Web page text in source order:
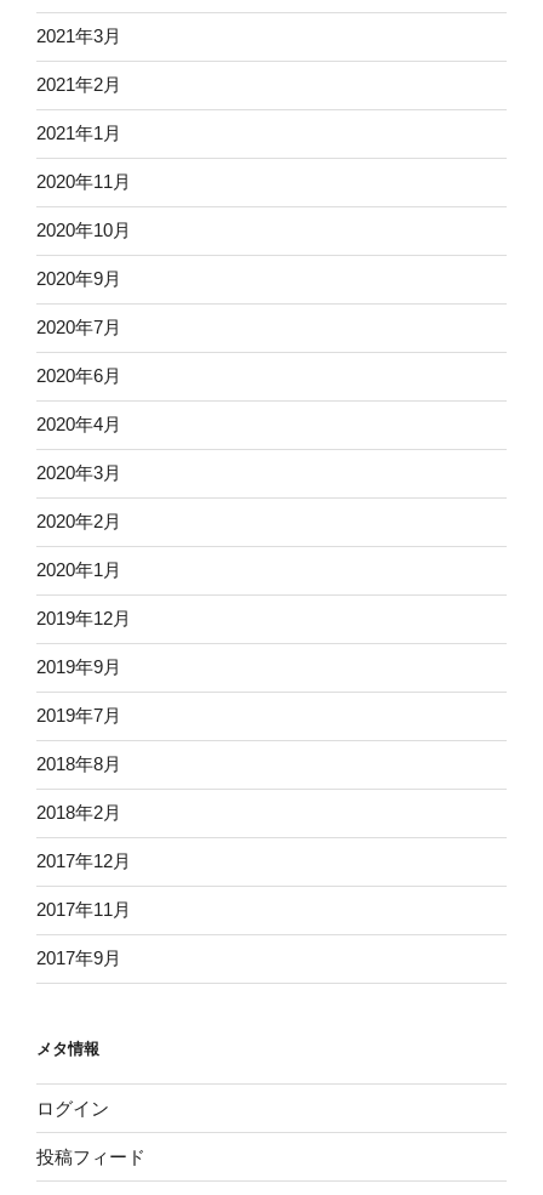
2021年3月
2021年2月
2021年1月
2020年11月
2020年10月
2020年9月
2020年7月
2020年6月
2020年4月
2020年3月
2020年2月
2020年1月
2019年12月
2019年9月
2019年7月
2018年8月
2018年2月
2017年12月
2017年11月
2017年9月
メタ情報
ログイン
投稿フィード